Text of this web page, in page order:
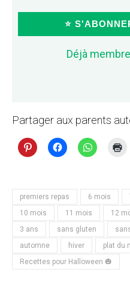
⭐
Déjà
Partager aux parents
premiers repas 6 mois
10 mois
11 mois 12
3 ans
sans gluten
automne
hiver plat du
Recettes pour Halloween 🎃